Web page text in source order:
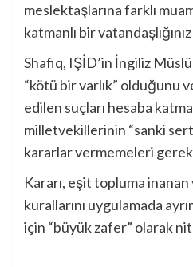
meslektaşlarına farklı
katmanlı bir
Shafiq, IŞİD’in İngiliz
“kötü bir varlık” olduğunu
edilen suçları hesaba
milletvekillerinin “sanki
kararlar vermemeleri
Kararı, eşit topluma inanan
kurallarını uygulamada
için “büyük zafer” olarak